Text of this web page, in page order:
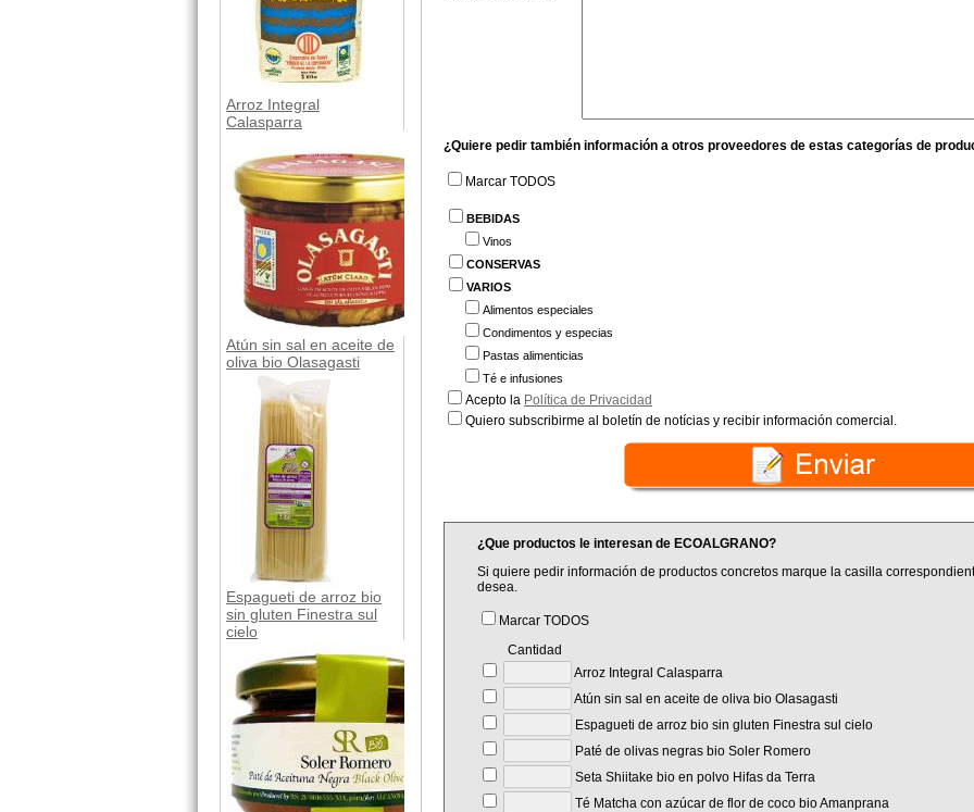
Arroz Integral
Calasparra
Atún sin sal en aceite de
oliva bio Olasagasti
Espagueti de arroz bio
sin gluten Finestra sul
cielo
¿Quiere pedir también información a otros proveedores de estas categorías de
Marcar TODOS
BEBIDAS
Vinos
CONSERVAS
VARIOS
Alimentos especiales
Condimentos y especias
Pastas alimenticias
Té e infusiones
Acepto la Política de Privacidad
Quiero subscribirme al boletín de notícias y recibir información comercial.
¿Que productos le interesan de ECOALGRANO?
Si quiere pedir información de productos concretos marque la casilla
desea.
Marcar TODOS
Cantidad
Arroz Integral Calasparra
Atún sin sal en aceite de oliva bio Olasagasti
Espagueti de arroz bio sin gluten Finestra sul cielo
Paté de olivas negras bio Soler Romero
Seta Shiitake bio en polvo Hifas da Terra
Té Matcha con azúcar de flor de coco bio Amanprana